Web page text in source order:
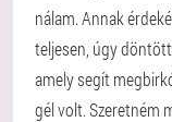
nálam. Annak
teljesen, úgy
amely segít
gél volt. Szeretném